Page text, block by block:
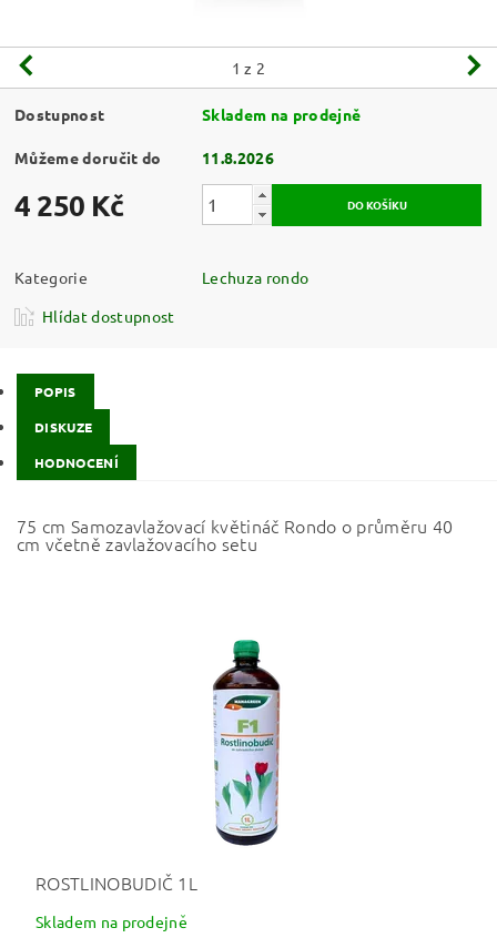
1 z 2
Dostupnost Skladem na prodejně
Můžeme doručit do 11.8.2026
4 250 Kč
Kategorie
Lechuza rondo
Hlídat dostupnost
POPIS
DISKUZE
HODNOCENÍ
75 cm Samozavlažovací květináč Rondo o průměru 40
cm včetně zavlažovacího setu
ROSTLINOBUDIČ 1L
Skladem na prodejně